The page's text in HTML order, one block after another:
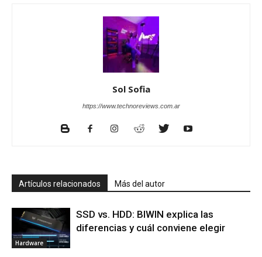
Sol Sofia
https://www.technoreviews.com.ar
Artículos relacionados Más del autor
Hardware
SSD vs. HDD: BIWIN explica las
diferencias y cuál conviene elegir